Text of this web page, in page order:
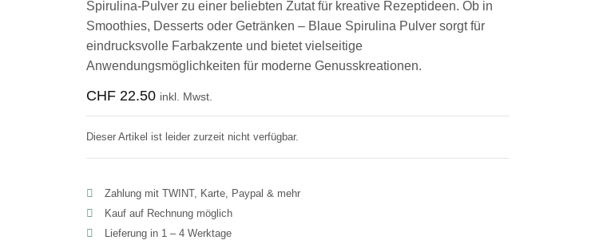
Spirulina-Pulver zu einer beliebten Zutat für kreative Rezeptideen. Ob in
Smoothies, Desserts oder Getränken – Blaue Spirulina Pulver sorgt für
eindrucksvolle Farbakzente und bietet vielseitige
Anwendungsmöglichkeiten für moderne Genusskreationen.
CHF 22.50 inkl. Mwst.
Dieser Artikel ist leider zurzeit nicht verfügbar.
Zahlung mit TWINT, Karte, Paypal & mehr
Kauf auf Rechnung möglich
Lieferung in 1 – 4 Werktage